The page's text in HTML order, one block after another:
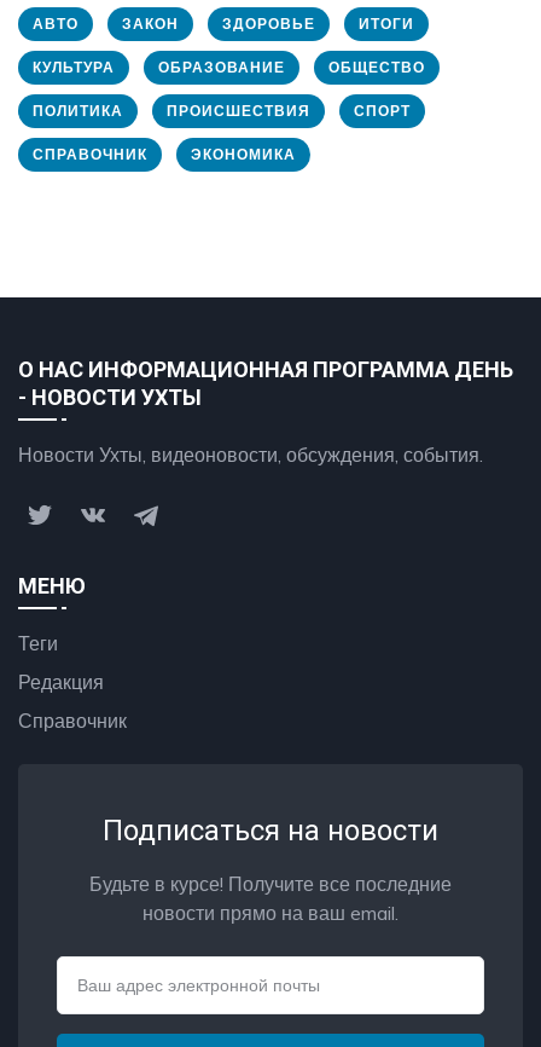
АВТО ЗАКОН ЗДОРОВЬЕ ИТОГИ
КУЛЬТУРА ОБРАЗОВАНИЕ ОБЩЕСТВО
ПОЛИТИКА ПРОИСШЕСТВИЯ СПОРТ
СПРАВОЧНИК ЭКОНОМИКА
О НАС ИНФОРМАЦИОННАЯ ПРОГРАММА ДЕНЬ
- НОВОСТИ УХТЫ
Новости Ухты, видеоновости, обсуждения, события.
МЕНЮ
Теги
Редакция
Справочник
Подписаться на новости
Будьте в курсе! Получите все последние
новости прямо на ваш email.